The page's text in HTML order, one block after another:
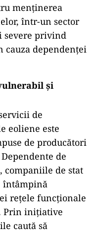
menținerea
într-un sector
severe privind
cauza dependenței
și
de
eoliene este
de producători
de
de stat
întâmpină
rețele funcționale
Prin inițiative
caută să